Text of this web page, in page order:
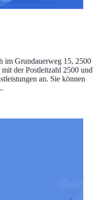
im Grundauerweg 15, 2500
der Postleitzahl 2500 und
an. Sie können